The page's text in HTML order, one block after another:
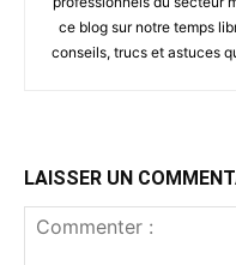
ce blog sur notre temps
conseils, trucs et astuces
LAISSER UN